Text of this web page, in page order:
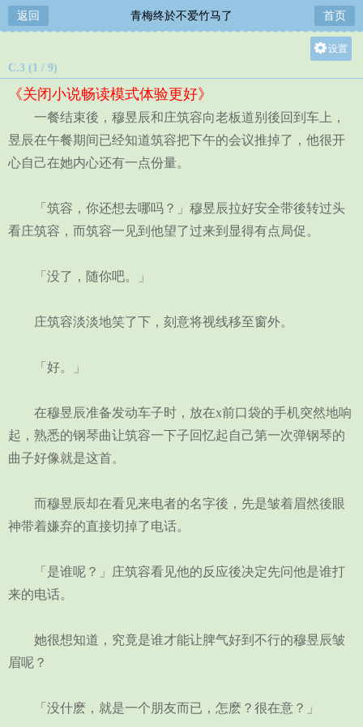
返回 青梅终於不爱竹马了 首页
设置
中
小
C.3 (1 / 9)
《关闭小说畅读模式体验更好》
一餐结束後，穆昱辰和庄筑容向老板道别後回到车上，
昱辰在午餐期间已经知道筑容把下午的会议推掉了，他很开
心自己在她内心还有一点份量。
「筑容，你还想去哪吗？」穆昱辰拉好安全带後转过头
看庄筑容，而筑容一见到他望了过来到显得有点局促。
「没了，随你吧。」
庄筑容淡淡地笑了下，刻意将视线移至窗外。
「好。」
在穆昱辰准备发动车子时，放在x前口袋的手机突然地响
起，熟悉的钢琴曲让筑容一下子回忆起自己第一次弹钢琴的
曲子好像就是这首。
而穆昱辰却在看见来电者的名字後，先是皱着眉然後眼
神带着嫌弃的直接切掉了电话。
「是谁呢？」庄筑容看见他的反应後决定先问他是谁打
来的电话。
她很想知道，究竟是谁才能让脾气好到不行的穆昱辰皱
眉呢？
「没什麽，就是一个朋友而已，怎麽？很在意？」